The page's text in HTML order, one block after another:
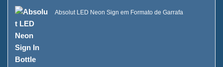
Catálogo
Caso
Absolut LED Neon Sign em Formato de Garrafa